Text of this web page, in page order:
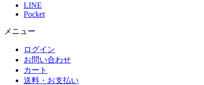
LINE
Pocket
メニュー
ログイン
お問い合わせ
カート
送料・お支払い